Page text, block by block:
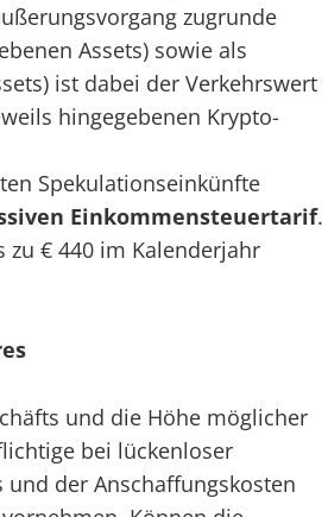
zugrunde
Assets) sowie als
ist dabei der Verkehrswert
hingegebenen Krypto-
Spekulationseinkünfte
Einkommensteuertarif.
€ 440 im Kalenderjahr
und die Höhe möglicher
bei lückenloser
der Anschaffungskosten